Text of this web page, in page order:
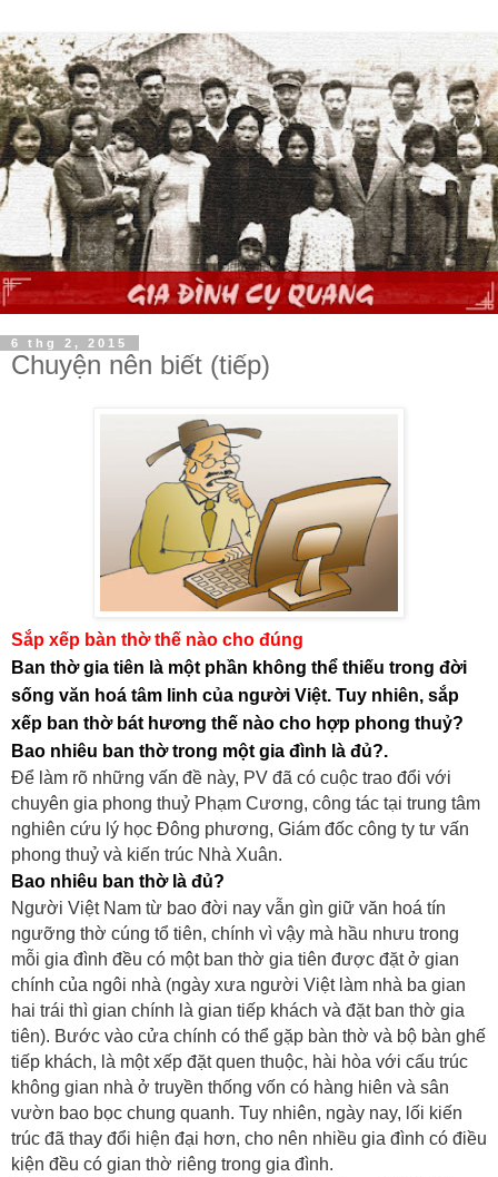
6 thg 2, 2015
Chuyện nên biết (tiếp)
Sắp xếp bàn thờ thế nào cho đúng
Ban thờ gia tiên là một phần không thể thiếu trong đời
sống văn hoá tâm linh của người Việt. Tuy nhiên, sắp
xếp ban thờ bát hương thế nào cho hợp phong thuỷ?
Bao nhiêu ban thờ trong một gia đình là đủ?.
Để làm rõ những vấn đề này, PV đã có cuộc trao đổi với
chuyên gia phong thuỷ Phạm Cương, công tác tại trung tâm
nghiên cứu lý học Đông phương, Giám đốc công ty tư vấn
phong thuỷ và kiến trúc Nhà Xuân.
Bao nhiêu ban thờ là đủ?
Người Việt Nam từ bao đời nay vẫn gìn giữ văn hoá tín
ngưỡng thờ cúng tổ tiên, chính vì vậy mà hầu nhưu trong
mỗi gia đình đều có một ban thờ gia tiên được đặt ở gian
chính của ngôi nhà (ngày xưa người Việt làm nhà ba gian
hai trái thì gian chính là gian tiếp khách và đặt ban thờ gia
tiên). Bước vào cửa chính có thể gặp bàn thờ và bộ bàn ghế
tiếp khách, là một xếp đặt quen thuộc, hài hòa với cấu trúc
không gian nhà ở truyền thống vốn có hàng hiên và sân
vườn bao bọc chung quanh. Tuy nhiên, ngày nay, lối kiến
trúc đã thay đổi hiện đại hơn, cho nên nhiều gia đình có điều
kiện đều có gian thờ riêng trong gia đình.